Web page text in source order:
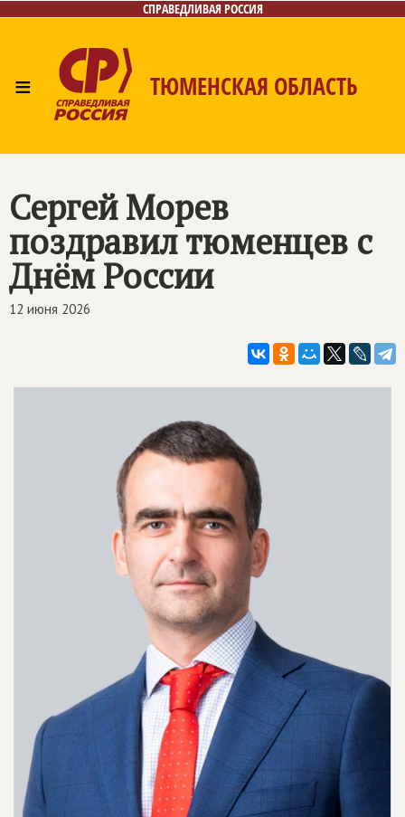
СПРАВЕДЛИВАЯ РОССИЯ
≡ ТЮМЕНСКАЯ ОБЛАСТЬ
Сергей Морев
поздравил тюменцев с
Днём России
12 июня 2026